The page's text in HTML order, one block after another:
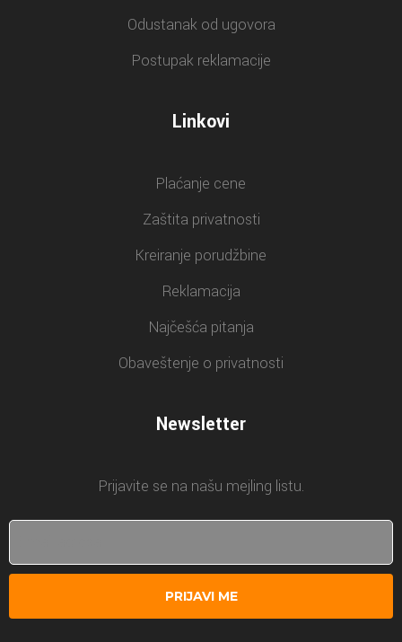
Odustanak od ugovora
Postupak reklamacije
Linkovi
Plaćanje cene
Zaštita privatnosti
Kreiranje porudžbine
Reklamacija
Najčešća pitanja
Obaveštenje o privatnosti
Newsletter
Prijavite se na našu mejling listu.
PRIJAVI ME